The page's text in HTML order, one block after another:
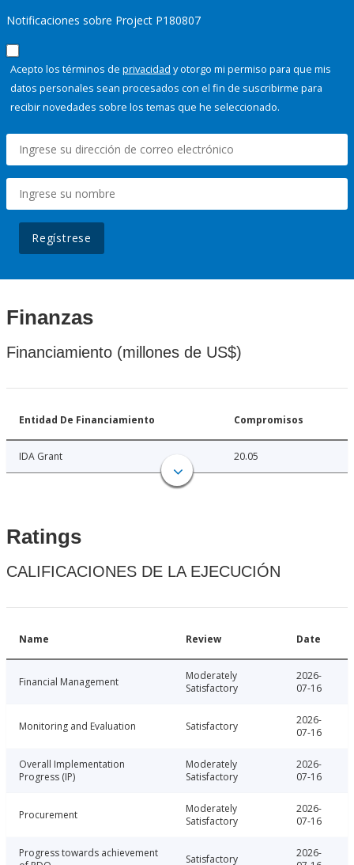
Notificaciones sobre Project P180807
Acepto los términos de privacidad y otorgo mi permiso para que mis
datos personales sean procesados con el fin de suscribirme para
recibir novedades sobre los temas que he seleccionado.
Regístrese
Finanzas
Financiamiento (millones de US$)
Entidad De Financiamiento Compromisos
IDA Grant 20.05
Ratings
CALIFICACIONES DE LA EJECUCIÓN
Name Review Date
Financial Management
Moderately
Satisfactory
2026-
07-16
Monitoring and Evaluation Satisfactory
2026-
07-16
Overall Implementation
Progress (IP)
Moderately
Satisfactory
2026-
07-16
Procurement
Moderately
Satisfactory
2026-
07-16
Progress towards achievement
Satisfactory
2026-